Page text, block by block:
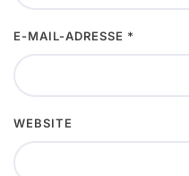
E-MAIL-ADRESSE *
WEBSITE